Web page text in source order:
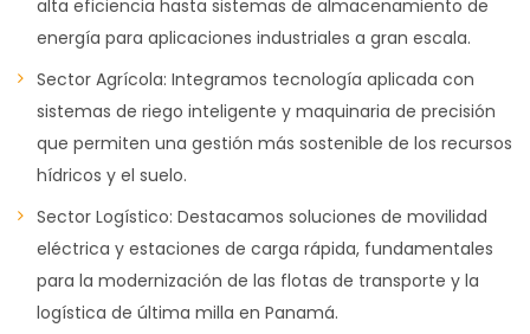
alta eficiencia hasta sistemas de almacenamiento de
energía para aplicaciones industriales a gran escala.
Sector Agrícola: Integramos tecnología aplicada con
sistemas de riego inteligente y maquinaria de precisión
que permiten una gestión más sostenible de los recursos
hídricos y el suelo.
Sector Logístico: Destacamos soluciones de movilidad
eléctrica y estaciones de carga rápida, fundamentales
para la modernización de las flotas de transporte y la
logística de última milla en Panamá.